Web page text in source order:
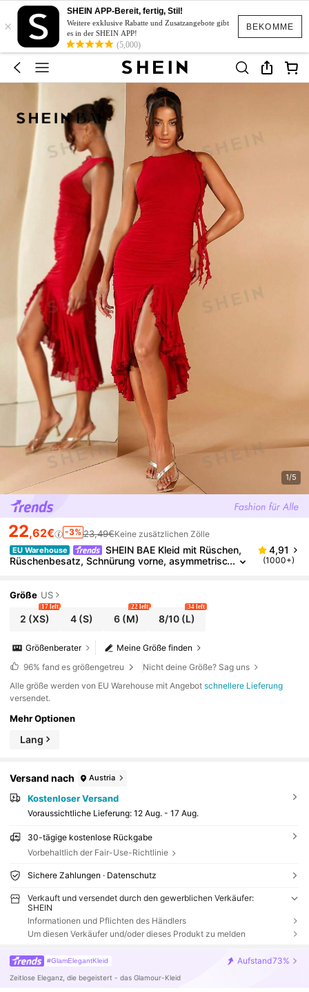
BEKOMME
×
SHEIN APP-Bereit, fertig, Stil!
Weitere exklusive Rabatte und Zusatzangebote gibt
es in der SHEIN APP!
(5,000)
1/5
22,62€ -3% 23,49€Keine zusätzlichen Zölle
EU Warehouse
SHEIN BAE Kleid mit Rüschen,
Rüschenbesatz, Schnürung vorne, asymmetrisc
4,91
(1000+)
Größe US
2 (XS)
17 left
4(S) 6(M)
22 left
8/10 (L)
34 left
Meine Größe finden
Größenberater
96% fand es größengetreu
Nicht deine Größe? Sag uns
Alle größe werden von EU Warehouse mit Angebotschnellere Lieferung
versendet.
Mehr Optionen
Lang
Versand nach Austria
Kostenloser Versand
Voraussichtliche Lieferung: 12 Aug. - 17 Aug.
30-tägige kostenlose Rückgabe
Vorbehaltlich der Fair-Use-Richtlinie
Sichere Zahlungen · Datenschutz
Verkauft und versendet durch den gewerblichen Verkäufer:
SHEIN
Informationen und Pflichten des Händlers
Um diesen Verkäufer und/oder dieses Produkt zu melden
#GlamElegantKleid Aufstand73%
Zeitlose Eleganz, die begeistert - das Glamour-Kleid